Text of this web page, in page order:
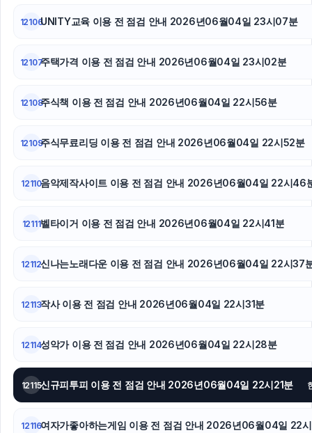
부산휴대폰성지
강남하수구막힘
대구이혼전문변호사
12106UNITY교육 이용 전 점검 안내 2026년06월04일 23시07분
12107주택가격 이용 전 점검 안내 2026년06월04일 23시02분
12108주식책 이용 전 점검 안내 2026년06월04일 22시56분
12109주식무료리딩 이용 전 점검 안내 2026년06월04일 22시52분
12110음악제작사이트 이용 전 점검 안내 2026년06월04일 22시46
12111벨타이거 이용 전 점검 안내 2026년06월04일 22시41분
12112신나는노래다운 이용 전 점검 안내 2026년06월04일 22시37
12113작사 이용 전 점검 안내 2026년06월04일 22시31분
12114성악가 이용 전 점검 안내 2026년06월04일 22시28분
12115신규피투피 이용 전 점검 안내 2026년06월04일 22시21분
12116여자가좋아하는게임 이용 전 점검 안내 2026년06월04일 22